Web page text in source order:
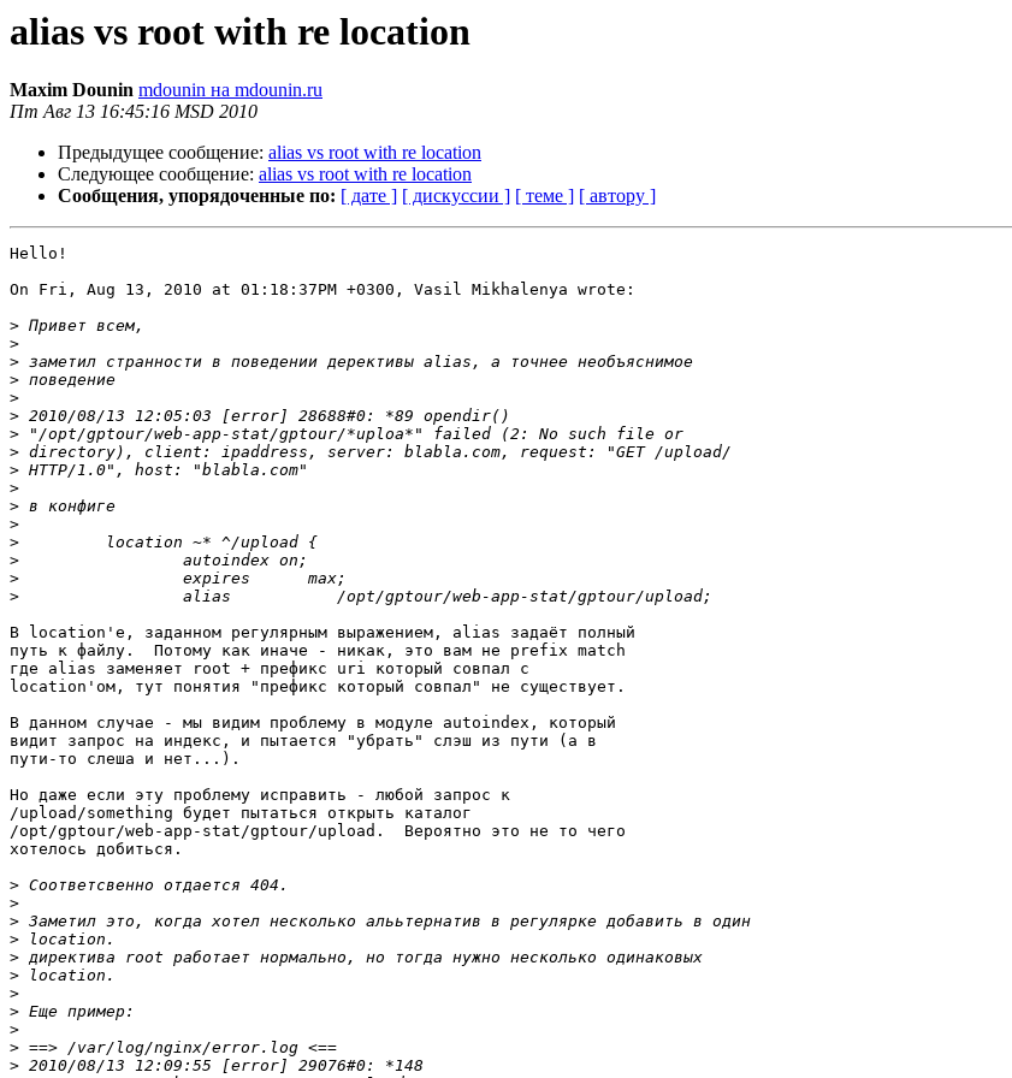
alias vs root with re location
Maxim Dounin mdounin на mdounin.ru
Пт Авг 13 16:45:16 MSD 2010
Предыдущее сообщение: alias vs root with re location
Следующее сообщение: alias vs root with re location
Сообщения, упорядоченные по: [ дате ] [ дискуссии ] [ теме ] [ автору ]
Hello!
On Fri, Aug 13, 2010 at 01:18:37PM +0300, Vasil Mikhalenya wrote:
>
>
>
>
>
>
>
>
>
>
>
>
>
>
>
>
В location'е, заданном регулярным выражением, alias задаёт полный
путь к файлу.  Потому как иначе - никак, это вам не prefix match
где alias заменяет root + префикс uri который совпал с
location'ом, тут понятия "префикс который совпал" не существует.
В данном случае - мы видим проблему в модуле autoindex, который
видит запрос на индекс, и пытается "убрать" слэш из пути (а в
пути-то слеша и нет...).
Но даже если эту проблему исправить - любой запрос к
/upload/something будет пытаться открыть каталог
/opt/gptour/web-app-stat/gptour/upload.  Вероятно это не то чего
хотелось добиться.
>
>
>
>
>
>
>
>
>
>
>